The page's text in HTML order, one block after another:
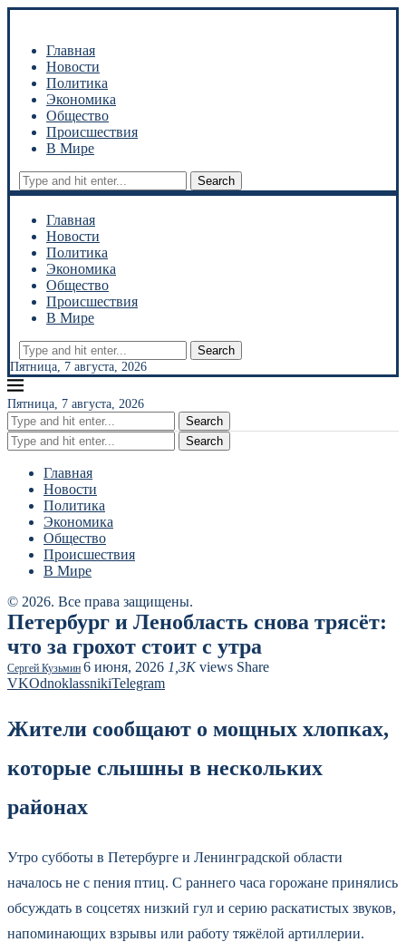
Главная
Новости
Политика
Экономика
Общество
Происшествия
В Мире
Search
Главная
Новости
Политика
Экономика
Общество
Происшествия
В Мире
Search
Пятница, 7 августа, 2026
Пятница, 7 августа, 2026
Search
Search
Главная
Новости
Политика
Экономика
Общество
Происшествия
В Мире
© 2026. Все права защищены.
Петербург и Ленобласть снова трясёт:
что за грохот стоит с утра
Сергей Кузьмин 6 июня, 2026 1,3Kviews Share
VKOdnoklassnikiTelegram
Жители сообщают о мощных хлопках,
которые слышны в нескольких
районах
Утро субботы в Петербурге и Ленинградской области
началось не с пения птиц. С раннего часа горожане принялись
обсуждать в соцсетях низкий гул и серию раскатистых звуков,
напоминающих взрывы или работу тяжёлой артиллерии.